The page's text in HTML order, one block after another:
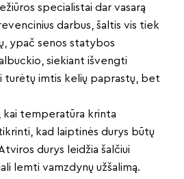
specialistai dar vasarą
darbus, šaltis vis tiek
ypač senos statybos
siekiant išvengti
turėtų imtis kelių paprastų, bet
kai temperatūra krinta
kad laiptinės durys būtų
durys leidžia šalčiui
lemti vamzdynų užšalimą.